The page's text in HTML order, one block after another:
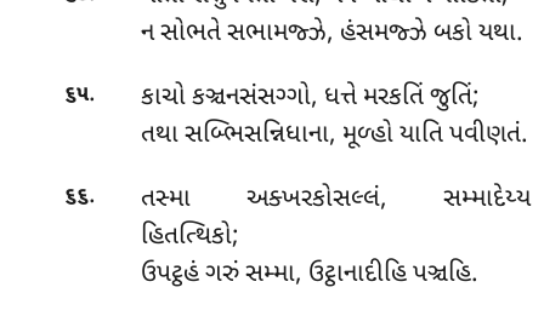
ન સોભતે સભામજ્ઝે, હંસમજ્ઝે બકો યથા.
૬૫. કાચોકઞ્ચનસંસગ્ગો, ધત્તે મરકતિં જુતિં;
તથા સબ્ભિસન્નિધાના, મૂળ્હો યાતિ પવીણતં.
૬૬.
તસ્મા અક્ખરકોસલ્લં, સમ્માદેય્ય
હિતત્થિકો;
ઉપટ્ઠહં ગરું સમ્મા, ઉટ્ઠાનાદીહિ પઞ્ચહિ.